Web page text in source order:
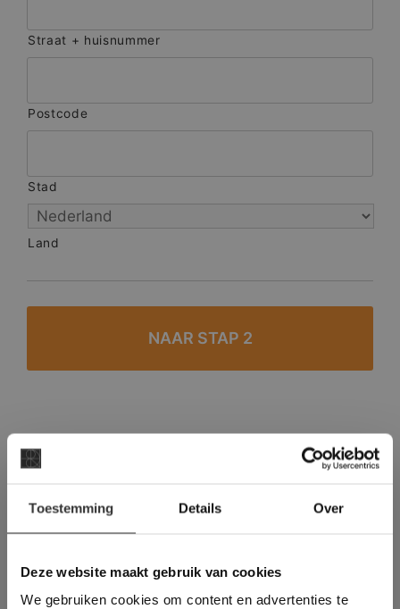
Toestemming Details Over
Deze website maakt gebruik van cookies
We gebruiken cookies om content en advertenties te
Straat + huisnummer
Postcode
Stad
Land
#1 in de categorie vloeren op Trustpilot
Binnen 24 uur een passende offerte
Meer dan 500 m2 showroom
Deze website maakt
gebruik van cookies.
This Cookie Banner was deleted and is no
longer working. Please contact the website
administrator.